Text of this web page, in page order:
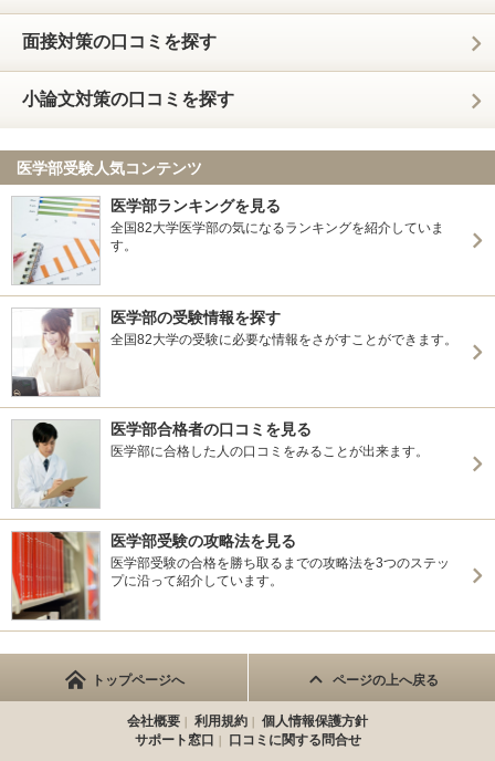
面接対策の口コミを探す
小論文対策の口コミを探す
医学部受験人気コンテンツ
医学部ランキングを見る
全国82大学医学部の気になるランキングを紹介していま
す。
医学部の受験情報を探す
全国82大学の受験に必要な情報をさがすことができます。
医学部合格者の口コミを見る
医学部に合格した人の口コミをみることが出来ます。
医学部受験の攻略法を見る
医学部受験の合格を勝ち取るまでの攻略法を3つのステッ
プに沿って紹介しています。
トップページへ ページの上へ戻る
会社概要 利用規約
個人情報保護方針
サポート窓口
口コミに関する問合せ